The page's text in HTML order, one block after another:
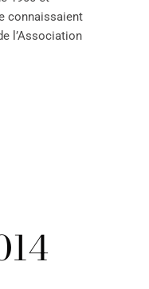
connaissaient
l’Association